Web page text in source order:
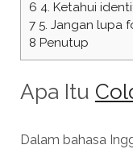
6 4. Ketahui
75. Jangan lupa
8 Penutup
Apa Itu
Dalam bahasa